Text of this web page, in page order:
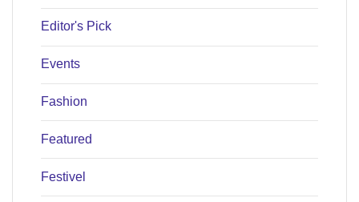
Editor's Pick
Events
Fashion
Featured
Festivel